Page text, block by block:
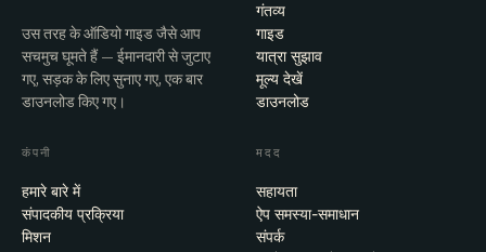
उस तरह के ऑडियो गाइड जैसे आप
सचमुच घूमते हैं — ईमानदारी से जुटाए
गए, सड़क के लिए सुनाए गए, एक बार
डाउनलोड किए गए।
गंतव्य
गाइड
यात्रा सुझाव
मूल्य देखें
डाउनलोड
कंपनी
हमारे बारे में
संपादकीय प्रक्रिया
मिशन
मदद
सहायता
ऐप समस्या-समाधान
संपर्क